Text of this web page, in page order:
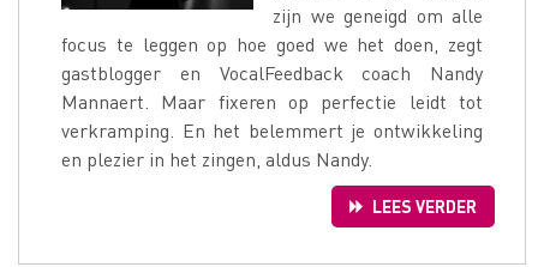
zijn we geneigd om alle
focus te leggen op hoe goed we het doen, zegt
gastblogger en VocalFeedback coach Nandy
Mannaert. Maar fixeren op perfectie leidt tot
verkramping. En het belemmert je ontwikkeling
en plezier in het zingen, aldus Nandy.
LEES VERDER